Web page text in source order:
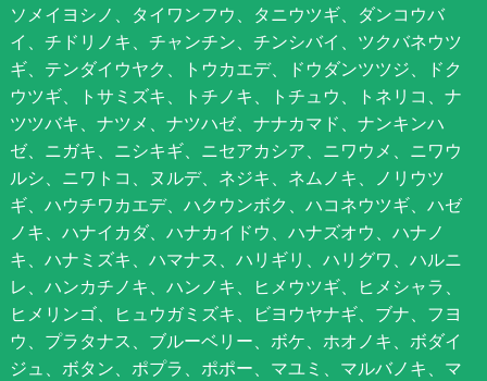
ソメイヨシノ、タイワンフウ、タニウツギ、ダンコウバ
イ、チドリノキ、チャンチン、チンシバイ、ツクバネウツ
ギ、テンダイウヤク、トウカエデ、ドウダンツツジ、ドク
ウツギ、トサミズキ、トチノキ、トチュウ、トネリコ、ナ
ツツバキ、ナツメ、ナツハゼ、ナナカマド、ナンキンハ
ゼ、ニガキ、ニシキギ、ニセアカシア、ニワウメ、ニワウ
ルシ、ニワトコ、ヌルデ、ネジキ、ネムノキ、ノリウツ
ギ、ハウチワカエデ、ハクウンボク、ハコネウツギ、ハゼ
ノキ、ハナイカダ、ハナカイドウ、ハナズオウ、ハナノ
キ、ハナミズキ、ハマナス、ハリギリ、ハリグワ、ハルニ
レ、ハンカチノキ、ハンノキ、ヒメウツギ、ヒメシャラ、
ヒメリンゴ、ヒュウガミズキ、ビヨウヤナギ、ブナ、フヨ
ウ、プラタナス、ブルーベリー、ボケ、ホオノキ、ボダイ
ジュ、ボタン、ポプラ、ポポー、マユミ、マルバノキ、マ